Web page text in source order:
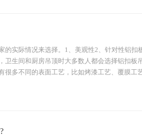
的实际情况来选择。1、美观性2、针对性铝
卫生间和厨房吊顶时大多数人都会选择铝扣
很多不同的表面工艺，比如烤漆工艺、覆膜